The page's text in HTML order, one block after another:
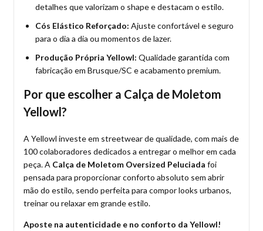
detalhes que valorizam o shape e destacam o estilo.
Cós Elástico Reforçado: Ajuste confortável e seguro
para o dia a dia ou momentos de lazer.
Produção Própria Yellowl: Qualidade garantida com
fabricação em Brusque/SC e acabamento premium.
Por que escolher a Calça de Moletom
Yellowl?
A Yellowl investe em streetwear de qualidade, com mais de
100 colaboradores dedicados a entregar o melhor em cada
peça. A Calça de Moletom Oversized Peluciada foi
pensada para proporcionar conforto absoluto sem abrir
mão do estilo, sendo perfeita para compor looks urbanos,
treinar ou relaxar em grande estilo.
Aposte na autenticidade e no conforto da Yellowl!